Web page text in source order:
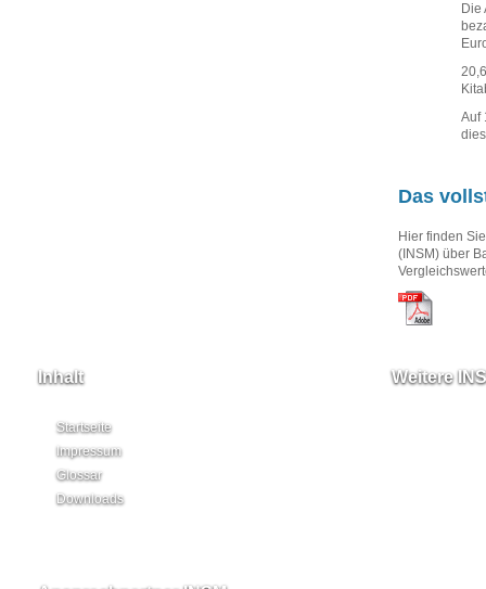
Die
Auf
Das
Hier finden
(INSM) über
Inhalt
Startseite
Impressum
Glossar
Downloads
Weitere